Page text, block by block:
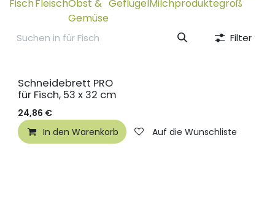
FischFleischObst &
Gemüse
GeflügelMilchproduktegroß
Filter
Schneidebrett PRO
für Fisch, 53 x 32 cm
24,86 €
In den Warenkorb
Auf die Wunschliste